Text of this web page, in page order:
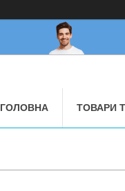
ГОЛОВНА ТОВАРИ